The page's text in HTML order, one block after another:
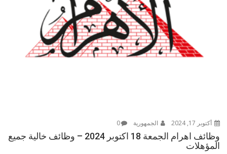
أكتوبر 17, 2024 الجمهورية 0
وظائف اهرام الجمعة 18 اكتوبر 2024 – وظائف خالية جميع
المؤهلات